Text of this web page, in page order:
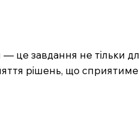
завдання не тільки
рішень, що